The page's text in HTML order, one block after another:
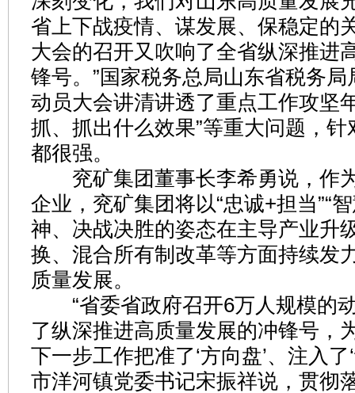
省上下战疫情、谋发展、保稳定的
大会的召开又吹响了全省纵深推进
锋号。”国家税务总局山东省税务
动员大会讲清讲透了重点工作攻坚
抓、抓出什么效果”等重大问题，
都很强。
兖矿集团董事长李希勇说，作
企业，兖矿集团将以“忠诚+担当”“
神、决战决胜的姿态在主导产业升
换、混合所有制改革等方面持续发
质量发展。
“省委省政府召开6万人规模的
了纵深推进高质量发展的冲锋号，
下一步工作把准了‘方向盘’、注入了
市洋河镇党委书记宋振祥说，贯彻